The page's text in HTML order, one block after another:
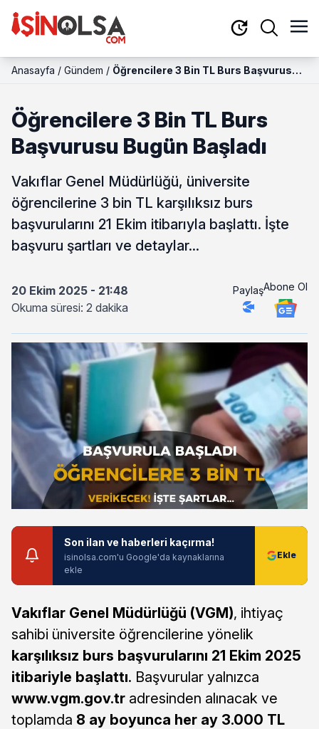
Anasayfa / Gündem / Öğrencilere 3 Bin TL Burs Başvurusu
Öğrencilere 3 Bin TL Burs
Başvurusu Bugün Başladı
Vakıflar Genel Müdürlüğü, üniversite
öğrencilerine 3 bin TL karşılıksız burs
başvurularını 21 Ekim itibarıyla başlattı. İşte
başvuru şartları ve detaylar...
20 Ekim 2025 - 21:48
Okuma süresi: 2 dakika
PaylaşAbone Ol
Son ilan ve haberleri kaçırma!
isinolsa.com'u Google'da kaynaklarına
ekle
Vakıflar Genel Müdürlüğü (VGM), ihtiyaç
sahibi üniversite öğrencilerine yönelik
karşılıksız burs başvurularını 21 Ekim 2025
itibariyle başlattı. Başvurular yalnızca
www.vgm.gov.tr adresinden alınacak ve
toplamda 8 ay boyunca her ay 3.000 TL